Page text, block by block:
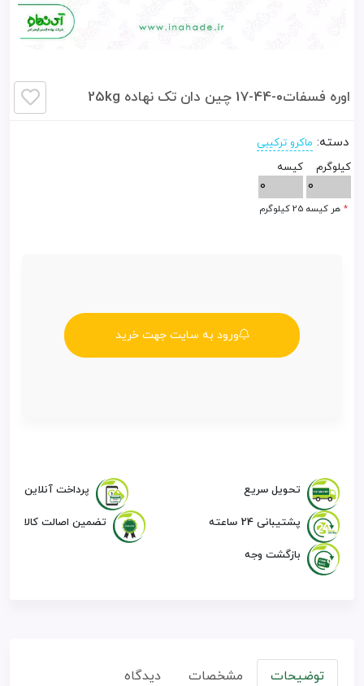
اوره فسفات0-44-17 چین دان تک نهاده 25kg
دسته: ماکرو ترکیبی
کيلوگرم
کيسه
* هر کيسه 25 کيلوگرم
ورود به سایت جهت خرید
تحویل سریع پرداخت آنلاین
پشتیبانی 24 ساعته تضمین اصالت کالا
بازگشت وجه
توضیحات مشخصات دیدگاه